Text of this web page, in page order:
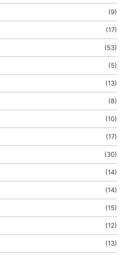
(9)
(17)
(53)
(5)
(13)
(8)
(10)
(17)
(30)
(14)
(14)
(15)
(12)
(13)